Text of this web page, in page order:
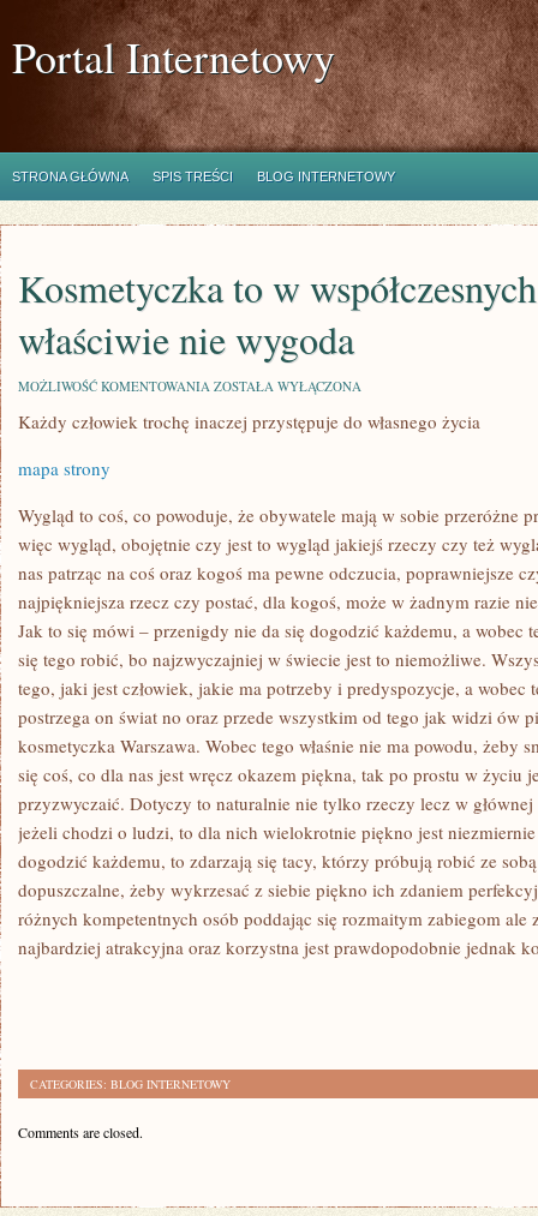
Portal Internetowy
STRONA GŁÓWNA SPIS TREŚCI BLOG INTERNETOWY
Kosmetyczka to w
właściwie nie wygoda
MOŻLIWOŚĆ KOMENTOWANIA KOSMETYCZKA
W
WSPÓŁCZESNYCH
WYGODA
ZOSTAŁA WYŁĄCZONA
Każdy człowiek trochę inaczej przystępuje do własnego życia
mapa strony
Wygląd to coś, co powoduje, że obywatele mają w sobie przeróżne
więc wygląd, obojętnie czy jest to wygląd jakiejś rzeczy czy też
nas patrząc na coś oraz kogoś ma pewne odczucia, poprawniejsze
najpiękniejsza rzecz czy postać, dla kogoś, może w żadnym razie
Jak to się mówi – przenigdy nie da się dogodzić każdemu, a wobec
się tego robić, bo najzwyczajniej w świecie jest to niemożliwe.
tego, jaki jest człowiek, jakie ma potrzeby i predyspozycje, a wobec
postrzega on świat no oraz przede wszystkim od tego jak widzi ów
kosmetyczka Warszawa. Wobec tego właśnie nie ma powodu, żeby
się coś, co dla nas jest wręcz okazem piękna, tak po prostu w życiu
przyzwyczaić. Dotyczy to naturalnie nie tylko rzeczy lecz w
jeżeli chodzi o ludzi, to dla nich wielokrotnie piękno jest
dogodzić każdemu, to zdarzają się tacy, którzy próbują robić ze
dopuszczalne, żeby wykrzesać z siebie piękno ich zdaniem
różnych kompetentnych osób poddając się rozmaitym zabiegom
najbardziej atrakcyjna oraz korzystna jest prawdopodobnie jednak
CATEGORIES: BLOG INTERNETOWY
Comments are closed.